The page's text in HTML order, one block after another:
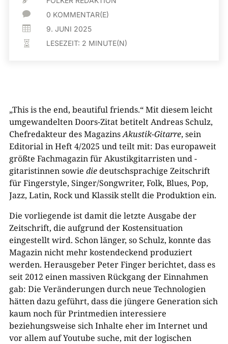
 0 KOMMENTAR(E)
 9. JUNI 2025
 LESEZEIT: 2 MINUTE(N)
„This is the end, beautiful friends.“ Mit diesem leicht
umgewandelten Doors-Zitat betitelt Andreas Schulz,
Chefredakteur des MagazinsAkustik-Gitarre, sein
Editorial in Heft 4/2025 und teilt mit: Das europaweit
größte Fachmagazin für Akustikgitarristen und -
gitaristinnen sowie diedeutschsprachige Zeitschrift
für Fingerstyle, Singer/Songwriter, Folk, Blues, Pop,
Jazz, Latin, Rock und Klassik stellt die Produktion ein.
Die vorliegende ist damit die letzte Ausgabe der
Zeitschrift, die aufgrund der Kostensituation
eingestellt wird. Schon länger, so Schulz, konnte das
Magazin nicht mehr kostendeckend produziert
werden. Herausgeber Peter Finger berichtet, dass es
seit 2012 einen massiven Rückgang der Einnahmen
gab: Die Veränderungen durch neue Technologien
hätten dazu geführt, dass die jüngere Generation sich
kaum noch für Printmedien interessiere
beziehungsweise sich Inhalte eher im Internet und
vor allem auf Youtube suche, mit der logischen